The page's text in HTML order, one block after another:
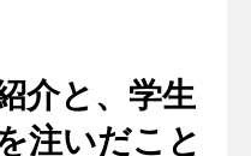
介と、学生
注いだこと